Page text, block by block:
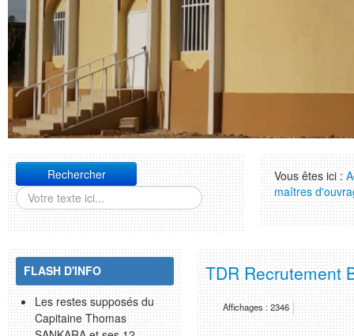
Rechercher Vous êtes ici :
maîtres
FLASH D'INFO
Les restes supposés du
Capitaine Thomas
TDR Recrutement
Affichages : 2346